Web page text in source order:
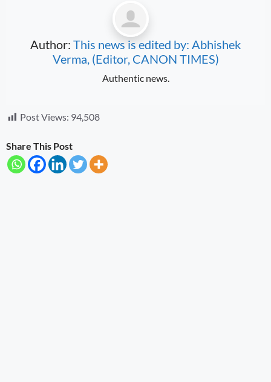
Author: This news is edited by: Abhishek
Verma, (Editor, CANON TIMES)
Authentic news.
Post Views: 94,508
Share This Post